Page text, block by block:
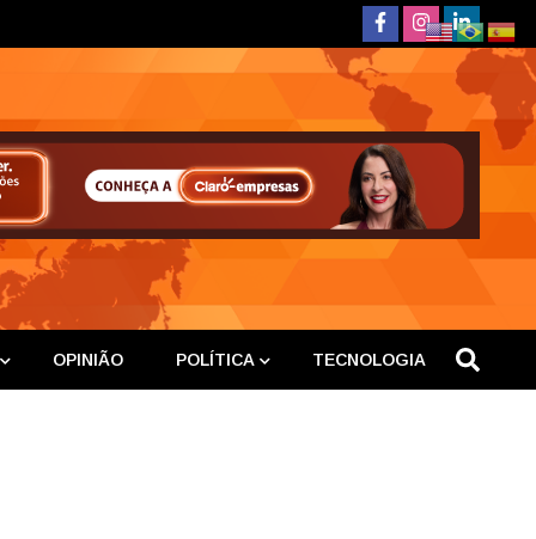
OPINIÃO POLÍTICA TECNOLOGIA